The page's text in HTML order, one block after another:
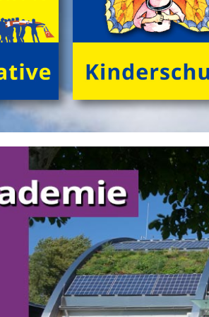
neugierige Kids (8 bis 12 Jahre) in der
Gemeinschaft von Freund*innen beim
grĂźnen Ambiente! Gemeinsam
'KletterInsel', â€Ś abends im Kreis dem
Lagerfeuers lauschen.
>'GrĂźne Insel Camp'
'English Adventure Camp'
Enjoy English in exciting camp-life!
Beim tollen Ferienabenteuer 'English
plaudern die Kids (10 bis 14 Jahre) im
bis spĂ¤t spielerisch locker 'in
ohne Angst und Computer real drauf
bei spannenden Naturabenteuern,
FloĂŸbau und Gestalten von 'nature
abends 'at the campfire'.
>'English Adventure Camp'